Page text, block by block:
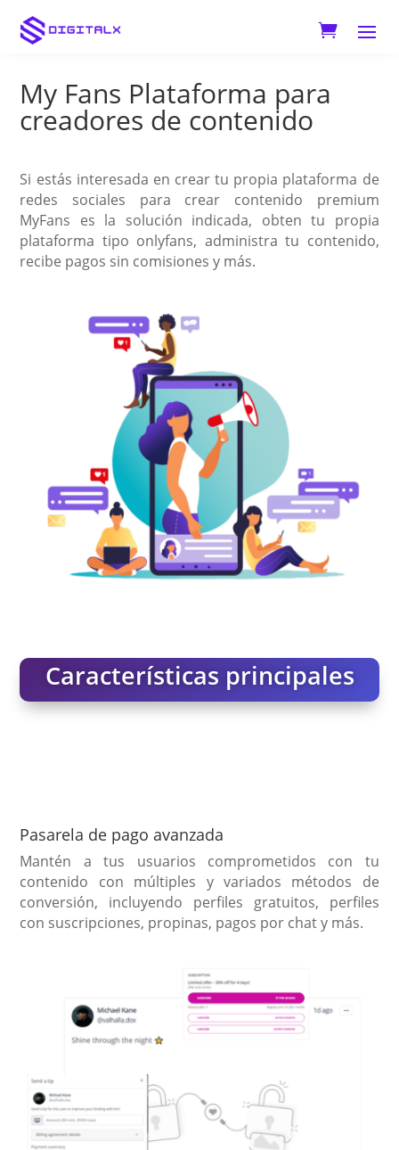
My Fans Plataforma para
creadores de contenido
Si estás interesada en crear tu propia plataforma de
redes sociales para crear contenido premium
MyFans es la solución indicada, obten tu propia
plataforma tipo onlyfans, administra tu contenido,
recibe pagos sin comisiones y más.
Características principales
Pasarela de pago avanzada
Mantén a tus usuarios comprometidos con tu
contenido con múltiples y variados métodos de
conversión, incluyendo perfiles gratuitos, perfiles
con suscripciones, propinas, pagos por chat y más.